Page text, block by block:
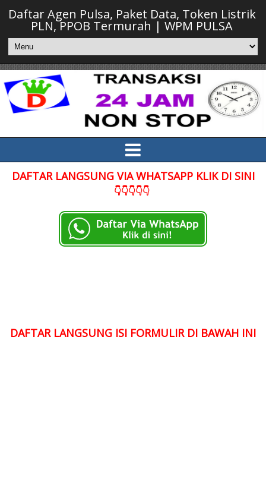
Daftar Agen Pulsa, Paket Data, Token Listrik
PLN, PPOB Termurah | WPM PULSA
DAFTAR LANGSUNG VIA WHATSAPP KLIK DI SINI
👇👇👇👇👇
DAFTAR LANGSUNG ISI FORMULIR DI BAWAH INI